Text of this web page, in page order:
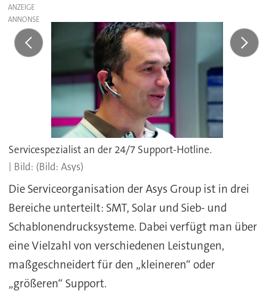
ANZEIGE
Servicespezialist an der 24/7 Support-Hotline.
(Bild: Asys)
Die Serviceorganisation der Asys Group ist in drei
Bereiche unterteilt: SMT, Solar und Sieb- und
Schablonendrucksysteme. Dabei verfügt man über
eine Vielzahl von verschiedenen Leistungen,
maßgeschneidert für den „kleineren“ oder
„größeren“ Support.